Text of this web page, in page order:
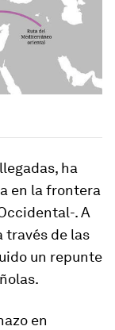
ha
en la frontera
. A
través de las
un repunte
en